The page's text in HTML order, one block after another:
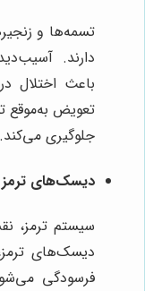
تسمه‌ها و
دارند.
باعث اختلال
تعویض به‌موقع
جلوگیری می‌کند.
دیسک‌های ترمز
سیستم ترمز،
دیسک‌های
فرسودگی